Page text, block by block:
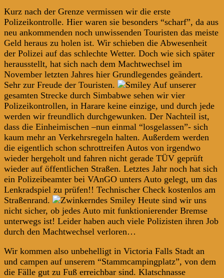
Kurz nach der Grenze vermissen wir die erste
Polizeikontrolle. Hier waren sie besonders “scharf”, da aus
neu ankommenden noch unwissenden Touristen das meiste
Geld heraus zu holen ist. Wir schieben die Abwesenheit
der Polizei auf das schlechte Wetter. Doch wie sich später
herausstellt, hat sich nach dem Machtwechsel im
November letzten Jahres hier Grundlegendes geändert.
Sehr zur Freude der Touristen.
Auf unserer
gesamten Strecke durch Simbabwe sehen wir vier
Polizeikontrollen, in Harare keine einzige, und durch jede
werden wir freundlich durchgewunken. Der Nachteil ist,
dass die Einheimischen –nun einmal “losgelassen”- sich
kaum mehr an Verkehrsregeln halten. Außerdem werden
die eigentlich schon schrottreifen Autos von irgendwo
wieder hergeholt und fahren nicht gerade TÜV geprüft
wieder auf öffentlichen Straßen. Letztes Jahr noch hat sich
ein Polizeibeamter bei VAnGO unters Auto gelegt, um das
Lenkradspiel zu prüfen!! Technischer Check kostenlos am
Straßenrand.
Heute sind wir uns
nicht sicher, ob jedes Auto mit funktionierender Bremse
unterwegs ist! Leider haben auch viele Polizisten ihren Job
durch den Machtwechsel verloren…
Wir kommen also unbehelligt in Victoria Falls Stadt an
und campen auf unserem “Stammcampingplatz”, von dem
die Fälle gut zu Fuß erreichbar sind. Klatschnasse